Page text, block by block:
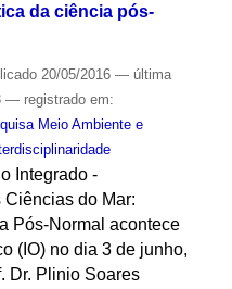
da ciência pós-
20/05/2016 — última
— registrado em:
Meio Ambiente e
Integrado -
Ciências do Mar:
Pós-Normal acontece
(IO) no dia 3 de junho,
Dr. Plinio Soares